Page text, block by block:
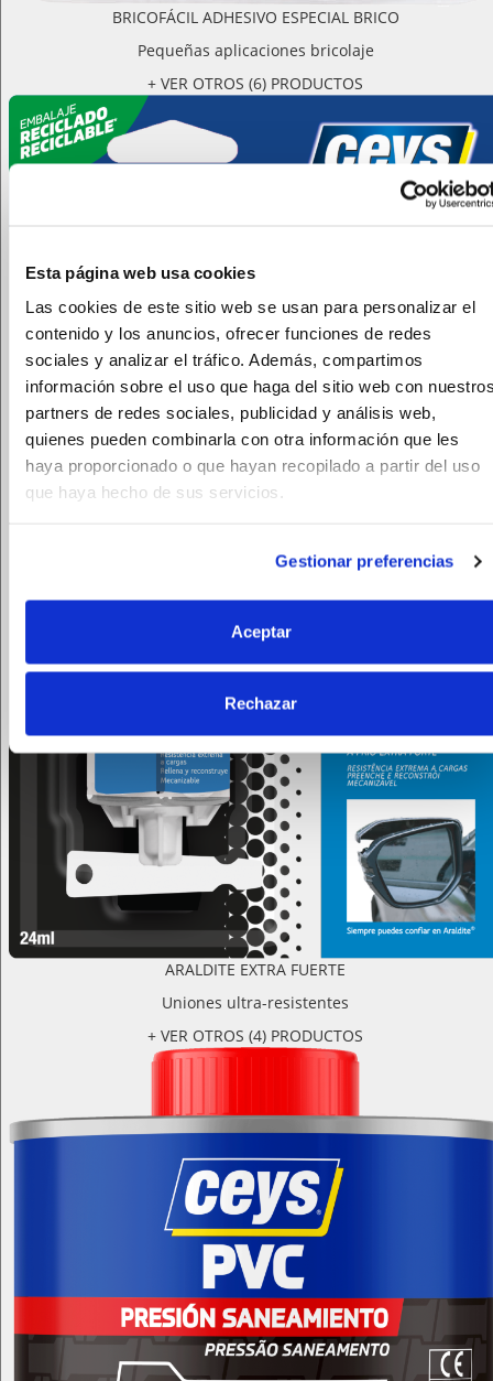
Esta página web usa cookies
Las cookies de este sitio web se usan para personalizar el
contenido y los anuncios, ofrecer funciones de redes
sociales y analizar el tráfico. Además, compartimos
información sobre el uso que haga del sitio web con
partners de redes sociales, publicidad y análisis web,
quienes pueden combinarla con otra información que les
haya proporcionado o que hayan recopilado a partir del uso
que haya hecho de sus servicios.
Gestionar preferencias
Aceptar
Rechazar
BRICOFÁCIL ADHESIVO ESPECIAL BRICO
Pequeñas aplicaciones bricolaje
+ VER OTROS (6) PRODUCTOS
ARALDITE EXTRA FUERTE
Uniones ultra-resistentes
+ VER OTROS (4) PRODUCTOS